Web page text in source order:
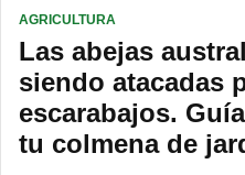
AGRICULTURA
Las abejas
siendo atacadas
escarabajos.
tu colmena de